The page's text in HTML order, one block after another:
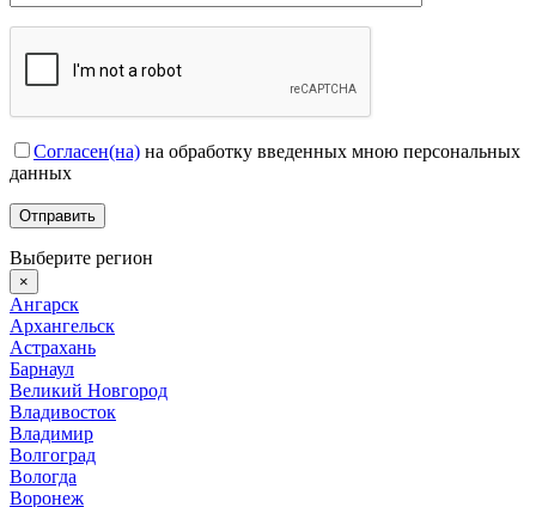
Согласен(на) на обработку введенных мною персональных
данных
Выберите регион
×
Ангарск
Архангельск
Астрахань
Барнаул
Великий Новгород
Владивосток
Владимир
Волгоград
Вологда
Воронеж